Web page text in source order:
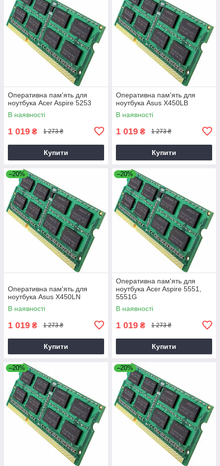
Оперативна пам'ять для
ноутбука Acer Aspire 5253
В наявності
1 019 ₴ 1 273 ₴
Купити
Оперативна пам'ять для
ноутбука Asus X450LB
В наявності
1 019 ₴ 1 273 ₴
Купити
–20%
Оперативна пам'ять для
ноутбука Asus X450LN
В наявності
1 019 ₴ 1 273 ₴
Купити
–20%
Оперативна пам'ять для
ноутбука Acer Aspire 5551,
5551G
В наявності
1 019 ₴ 1 273 ₴
Купити
–20% –20%